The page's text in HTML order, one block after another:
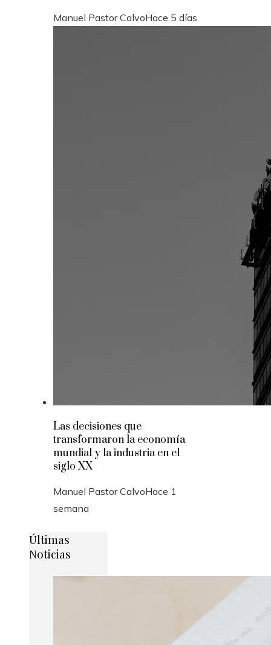
Manuel Pastor CalvoHace 5 días
Las decisiones que
transformaron la economía
mundial y la industria en el
siglo XX
Manuel Pastor CalvoHace 1
semana
Últimas
Noticias